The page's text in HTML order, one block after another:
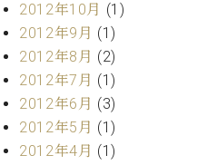
2012年10月 (1)
2012年9月 (1)
2012年8月 (2)
2012年7月 (1)
2012年6月 (3)
2012年5月 (1)
2012年4月 (1)